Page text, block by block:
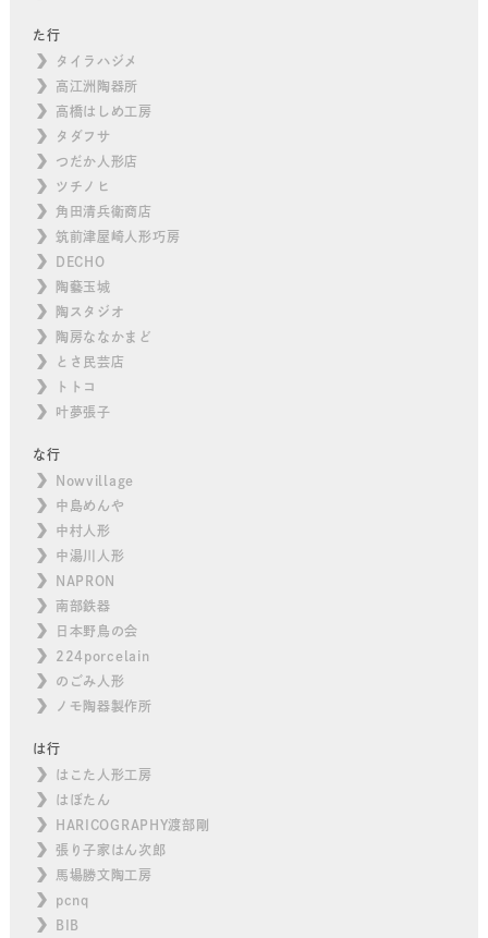
た行
タイラハジメ
高江洲陶器所
高橋はしめ工房
タダフサ
つだか人形店
ツチノヒ
角田清兵衛商店
筑前津屋崎人形巧房
DECHO
陶藝玉城
陶スタジオ
陶房ななかまど
とさ民芸店
トトコ
叶夢張子
な行
Nowvillage
中島めんや
中村人形
中湯川人形
NAPRON
南部鉄器
日本野鳥の会
224porcelain
のごみ人形
ノモ陶器製作所
は行
はこた人形工房
はぼたん
HARICOGRAPHY渡部剛
張り子家はん次郎
馬場勝文陶工房
pcnq
BIB